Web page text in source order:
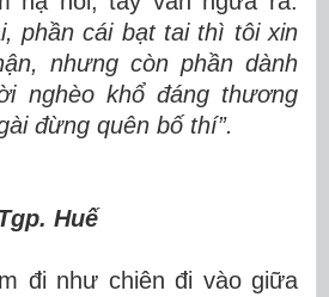
phần cái bạt tai thì tôi xin
nhưng còn phần dành
nghèo khổ đáng thương
đừng quên bố thí”.
Huế
đi như chiên đi vào giữa